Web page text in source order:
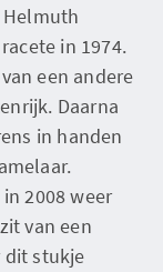
Helmuth
in 1974.
een andere
Daarna
in handen
2008 weer
van een
dit stukje